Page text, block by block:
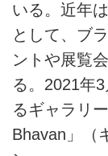
いる。近年
として、ブ
ントや展覧
る。2021年
るギャラリ
Bhavan」（